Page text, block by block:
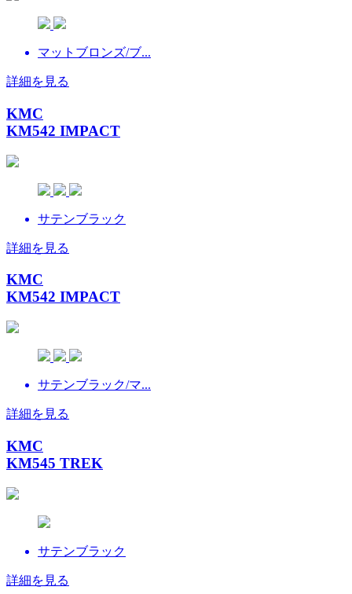
マットブロンズ/ブ...
詳細を見る
KMC
KM542 IMPACT
サテンブラック
詳細を見る
KMC
KM542 IMPACT
サテンブラック/マ...
詳細を見る
KMC
KM545 TREK
サテンブラック
詳細を見る